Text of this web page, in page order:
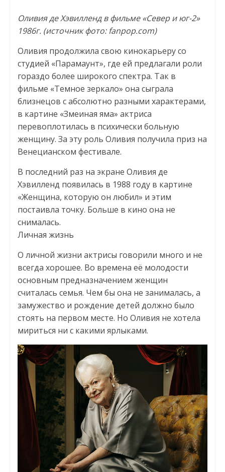
Оливия де Хэвилленд в фильме «Север и юг-2»
1986г. (источник фото: fanpop.com)
Оливия продолжила свою кинокарьеру со
студией «Парамаунт», где ей предлагали роли
гораздо более широкого спектра. Так в
фильме «Темное зеркало» она сыграла
близнецов с абсолютно разными характерами,
в картине «Змеиная яма» актриса
перевоплотилась в психически больную
женщину. За эту роль Оливия получила приз на
Венецианском фестивале.
В последний раз на экране Оливия де
Хэвилленд появилась в 1988 году в картине
«Женщина, которую он любил» и этим
постаивла точку. Больше в кино она не
снималась.
Личная жизнь
О личной жизни актрисы говорили много и не
всегда хорошее. Во времена её молодости
основным предназначением женщин
считалась семья. Чем бы она не занималась, а
замужество и рождение детей должно было
стоять на первом месте. Но Оливия не хотела
мириться ни с какими ярлыками.